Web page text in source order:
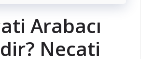
Arabacı
Necati